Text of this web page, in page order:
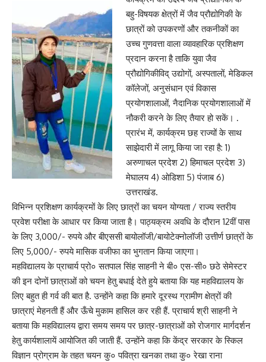
बहु-विषयक क्षेत्रों में जैव प्रौद्योगिकी के
छात्रों को उपकरणों और तकनीकों का
उच्च गुणवत्ता वाला व्यावहारिक प्रशिक्षण
प्रदान करना है ताकि युवा जैव
प्रौद्योगिकीविद् उद्योगों, अस्पतालों, मेडिकल
कॉलेजों, अनुसंधान एवं विकास
प्रयोगशालाओं, नैदानिक प्रयोगशालाओं में
नौकरी करने के लिए तैयार हो सकें। .
प्रारंभ में, कार्यक्रम छह राज्यों के साथ
साझेदारी में लागू किया जा रहा है: 1)
अरुणाचल प्रदेश 2) हिमाचल प्रदेश 3)
मेघालय 4) ओडिशा 5) पंजाब 6)
उत्तराखंड.
विभिन्न प्रशिक्षण कार्यक्रमों के लिए छात्रों का चयन योग्यता / राज्य स्तरीय
प्रवेश परीक्षा के आधार पर किया जाता है। पाठ्यक्रम अवधि के दौरान 12वीं पास
के लिए 3,000/- रुपये और बीएससी बायोलॉजी/बायोटेक्नोलॉजी उत्तीर्ण छात्रों के
लिए 5,000/- रुपये मासिक वजीफा का भुगतान किया जाएगा।
महविद्यालय के प्राचार्य प्रो० सतपाल सिंह साहनी ने बी० एस-सी० छठे सेमेस्टर
की इन दोनों छात्राओं को चयन हेतु बधाई देते हुये बताया कि यह महविद्यालय के
लिए बहुत ही गर्व की बात है. उन्होंने कहा कि हमारे दूरस्थ ग्रामीण क्षेत्रों की
छात्राएं मेहनती हैं और ऊँचे मुकाम हासिल कर रही हैं. प्राचार्य श्री साहनी ने
बताया कि महविद्यालय द्वारा समय समय पर छात्र-छात्राओं को रोजगार मार्गदर्शन
हेतु कार्यशालायें आयोजित की जाती हैं. उन्होंने कहा कि केंद्र सरकार के स्किल
विज्ञान प्रोग्राम के तहत चयन कु० पवित्रा खनका तथा कु० रेखा राना